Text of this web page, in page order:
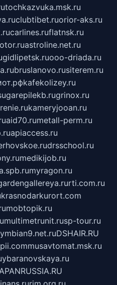
tochkazvuka.msk.ru
clubtibet.ruorior-aks.ru
carlines.ruflatnsk.ru
astroline.net.ru
gidlipetsk.ruooo-driada.ru
bruslanovo.rusiterem.ru
kafekolizey.ru
grinox.ru
kameryjooan.ru
aid70.rumetall-perm.ru
apiaccess.ru
drsschool.ru
medikijob.ru
myragon.ru
rti.com.ru
krasnodarkurort.com
mobtopik.ru
multimetrunit.rusp-tour.ru
DSHAIR.RU
musavtomat.msk.ru
ybaranovskaya.ru